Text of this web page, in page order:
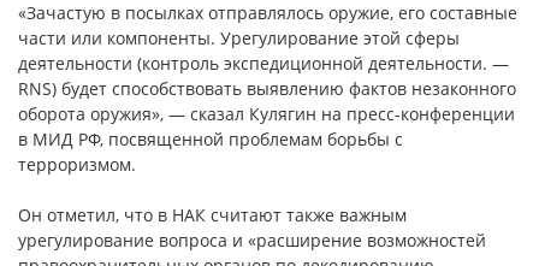
«Зачастую в посылках отправлялось оружие, его составные
части или компоненты. Урегулирование этой сферы
деятельности (контроль экспедиционной деятельности. —
RNS) будет способствовать выявлению фактов незаконного
оборота оружия», — сказал Кулягин на пресс-конференции
в МИД РФ, посвященной проблемам борьбы с
терроризмом.
Он отметил, что в НАК считают также важным
урегулирование вопроса и «расширение возможностей